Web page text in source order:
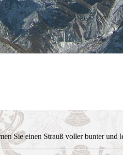
Sie einen Strauß voller bunter